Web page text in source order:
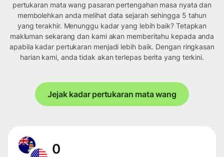
pertukaran mata wang pasaran pertengahan masa nyata dan
membolehkan anda melihat data sejarah sehingga 5 tahun
yang terakhir. Menunggu kadar yang lebih baik? Tetapkan
makluman sekarang dan kami akan memberitahu kepada anda
apabila kadar pertukaran menjadi lebih baik. Dengan ringkasan
harian kami, anda tidak akan terlepas berita yang terkini.
Jejak kadar pertukaran mata wang
0